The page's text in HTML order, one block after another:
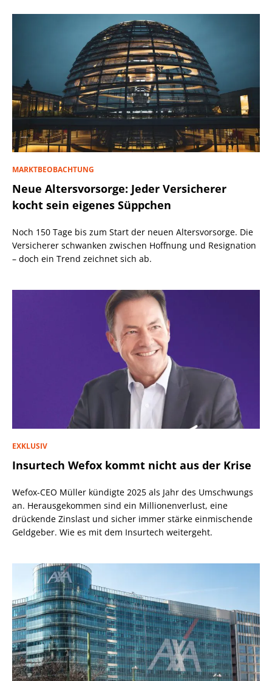
MARKTBEOBACHTUNG
Neue Altersvorsorge: Jeder Versicherer
kocht sein eigenes Süppchen
Noch 150 Tage bis zum Start der neuen Altersvorsorge. Die
Versicherer schwanken zwischen Hoffnung und Resignation
– doch ein Trend zeichnet sich ab.
EXKLUSIV
Insurtech Wefox kommt nicht aus der Krise
Wefox-CEO Müller kündigte 2025 als Jahr des Umschwungs
an. Herausgekommen sind ein Millionenverlust, eine
drückende Zinslast und sicher immer stärke einmischende
Geldgeber. Wie es mit dem Insurtech weitergeht.